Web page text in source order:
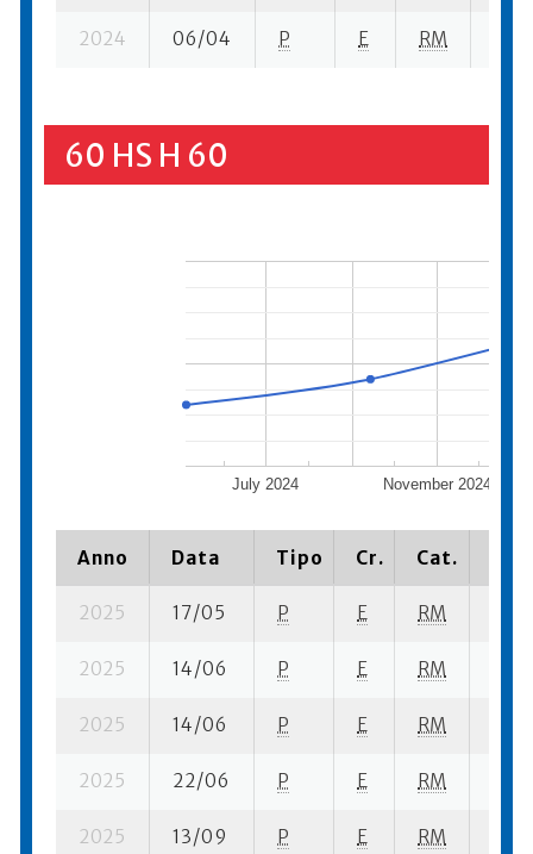
2024 06/04 P E RM
60 HS H 60
July 2024 November 2024
Anno Data Tipo Cr. Cat.
2025 17/05 P E RM
2025 14/06 P E RM
2025 14/06 P E RM
2025 22/06 P E RM
2025 13/09 P E RM